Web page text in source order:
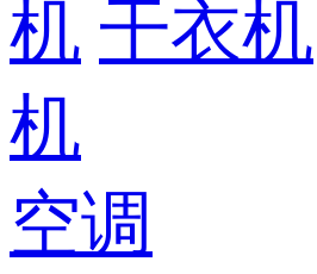
机 干衣机
机
空调